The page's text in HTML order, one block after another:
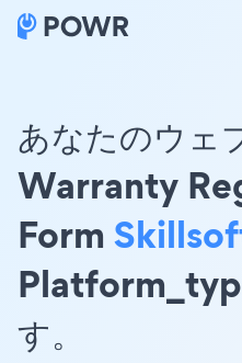
あなたのウェ
Warranty
Form
す。